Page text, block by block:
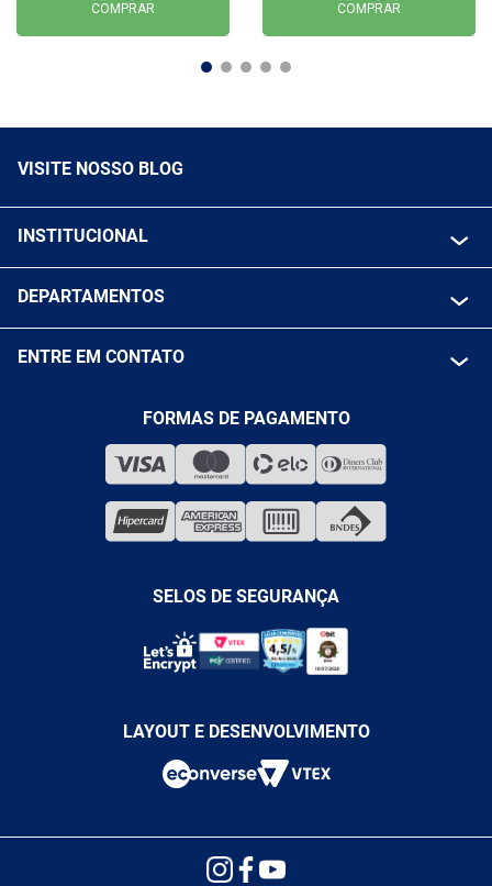
COMPRAR COMPRAR
VISITE NOSSO BLOG
INSTITUCIONAL
POLITICA DE TROCA E DEVOLUÇÃO
DEPARTAMENTOS
COMPRESSORES
ENTRE EM CONTATO
VENDAS ONLINE@ANTFERRAMENTAS.COM.BR
SAC@ANTFERRAMENTAS.COM.BR
FORMAS DE PAGAMENTO
SELOS DE SEGURANÇA
LAYOUT E DESENVOLVIMENTO